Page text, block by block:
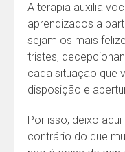
A terapia auxilia
aprendizados a
sejam os mais
tristes,
cada situação que
disposição e
Por isso, deixo aqui
contrário do que